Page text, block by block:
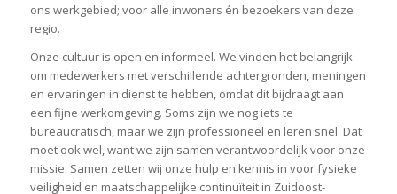
ons werkgebied; voor alle inwoners én bezoekers van deze
regio.
Onze cultuur is open en informeel. We vinden het belangrijk
om medewerkers met verschillende achtergronden, meningen
en ervaringen in dienst te hebben, omdat dit bijdraagt aan
een fijne werkomgeving. Soms zijn we nog iets te
bureaucratisch, maar we zijn professioneel en leren snel. Dat
moet ook wel, want we zijn samen verantwoordelijk voor onze
missie: Samen zetten wij onze hulp en kennis in voor fysieke
veiligheid en maatschappelijke continuïteit in Zuidoost-